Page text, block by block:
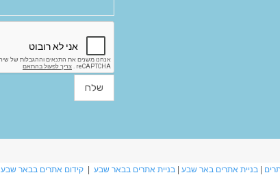
בניית אתרים באר שבע בניית אתרים בבאר שבע קידום אתרים בבאר שבע